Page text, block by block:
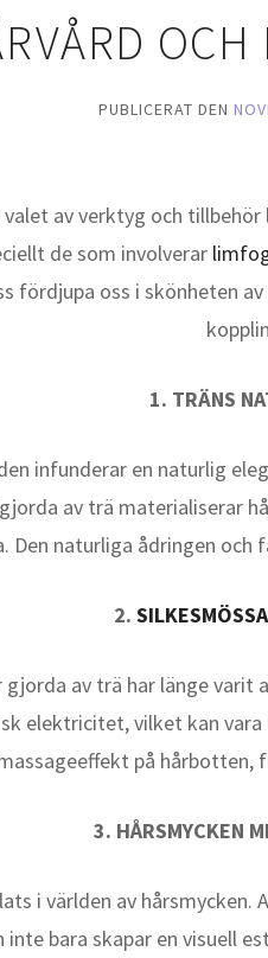
PUBLICERAT DEN
valet av verktyg och
de som involverar
fördjupa oss i skönheten
1. TRÄNS
infunderar en naturlig
av trä materialiserar
Den naturliga ådringen och
2. SILKESMÖSSA
av trä har länge
elektricitet, vilket kan
på
3. HÅRSMYCKEN
i världen av
inte bara skapar en visuell